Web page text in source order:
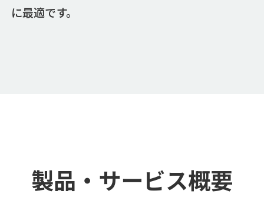
に最適です。
製品・サービス概要